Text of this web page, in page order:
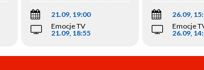
21.09, 19:00
Emocje TV
21.09, 18:55
26.09,
Emocje
26.09,